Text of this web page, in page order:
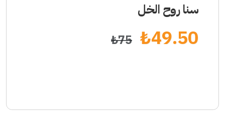
سنا روح الخل
49.50
₺
75
₺